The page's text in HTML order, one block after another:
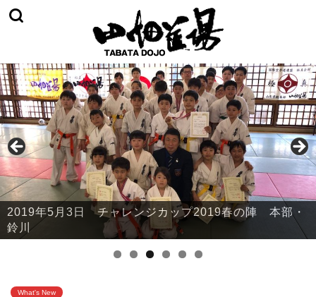
2019年5月3日 チャレンジカップ2019春の陣 本部・
鈴川
What's New